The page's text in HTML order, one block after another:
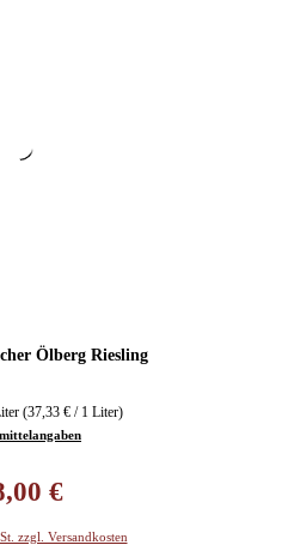
Ölberg Riesling
(37,33 € / 1 Liter)
€
zzgl. Versandkosten